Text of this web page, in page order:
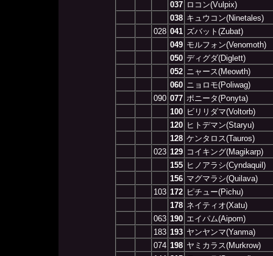
037 ロコン(Vulpix)
038 キュウコン(Ninetales)
028 041 ズバット(Zubat)
049 モルフォン(Venomoth)
050 ディグダ(Diglett)
052 ニャース(Meowth)
060 ニョロモ(Poliwag)
090 077 ポニータ(Ponyta)
100 ビリリダマ(Voltorb)
120 ヒトデマン(Staryu)
128 ケンタロス(Tauros)
023 129 コイキング(Magikarp)
155 ヒノアラシ(Cyndaquil)
156 マグマラシ(Quilava)
103 172 ピチュー(Pichu)
178 ネイティオ(Xatu)
063 190 エイパム(Aipom)
183 193 ヤンヤンマ(Yanma)
074 198 ヤミカラス(Murkrow)